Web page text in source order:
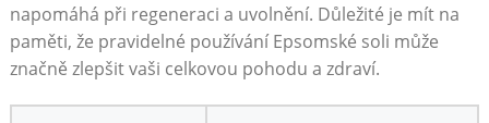
napomáhá při regeneraci a uvolnění. Důležité je mít na
paměti, že pravidelné používání Epsomské soli může
značně zlepšit vaši celkovou pohodu a zdraví.